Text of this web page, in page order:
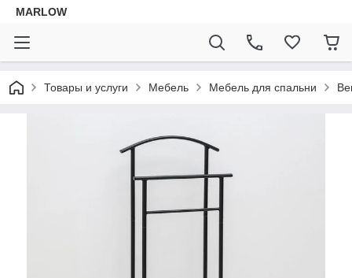
MARLOW
Товары и услуги Мебель Мебель для спальни